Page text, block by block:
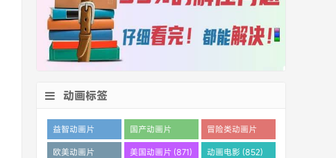
动画标签
益智动画片
(1530)
国产动画片
(1359)
冒险类动画片
(1260)
欧美动画片
美国动画片 (871) 动画电影 (852)